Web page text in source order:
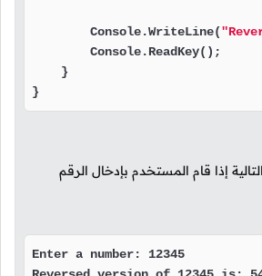
        Console.WriteLine(
        Console.ReadKey();
    }
}
إذا قام المستخدم بإدخال الرقم
Enter a number: 12345